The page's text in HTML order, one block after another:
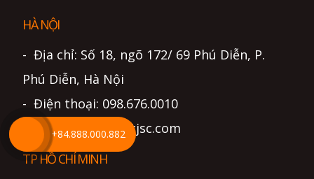
HÀ NỘI
- Địa chỉ: Số 18, ngõ 172/ 69 Phú Diễn, P.
Phú Diễn, Hà Nội
- Điện thoại: 098.676.0010
- Email: info@lightjsc.com
TP HỒ CHÍ MINH
+84.888.000.882